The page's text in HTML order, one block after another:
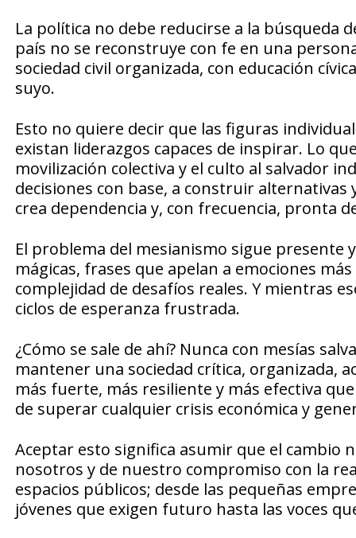
La política no debe reducirse a la búsqueda
país no se reconstruye con fe en una
sociedad civil organizada, con educación
suyo.
Esto no quiere decir que las figuras
existan liderazgos capaces de inspirar. Lo
movilización colectiva y el culto al salvador
decisiones con base, a construir
crea dependencia y, con frecuencia, pronta
El problema del mesianismo sigue presente
mágicas, frases que apelan a emociones
complejidad de desafíos reales. Y mientras
ciclos de esperanza frustrada.
¿Cómo se sale de ahí? Nunca con mesías
mantener una sociedad crítica, organizada,
más fuerte, más resiliente y más efectiva
de superar cualquier crisis económica y
Aceptar esto significa asumir que el cambio
nosotros y de nuestro compromiso con la
espacios públicos; desde las pequeñas
jóvenes que exigen futuro hasta las voces